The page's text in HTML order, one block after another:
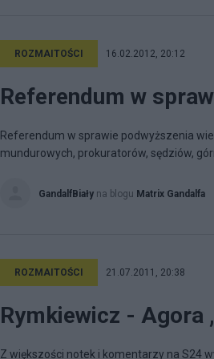
ROZMAITOŚCI 16.02.2012, 20:12
Referendum w
Referendum w sprawie podwyższenia
mundurowych, prokuratorów, sędziów,
GandalfBiały na blogu Matrix Gandalfa
ROZMAITOŚCI 21.07.2011, 20:38
Rymkiewicz - Agora
Z większości notek i komentarzy na S24